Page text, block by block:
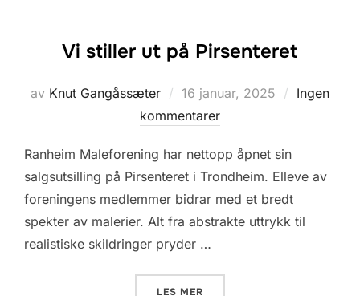
Vi stiller ut på Pirsenteret
av Knut Gangåssæter
Posted
on
16 januar, 2025
Ingen
kommentarer
Ranheim Maleforening har nettopp åpnet sin
salgsutsilling på Pirsenteret i Trondheim. Elleve av
foreningens medlemmer bidrar med et bredt
spekter av malerier. Alt fra abstrakte uttrykk til
realistiske skildringer pryder …
LES MER